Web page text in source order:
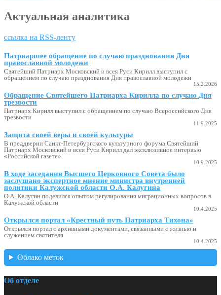
Актуальная аналитика
ссылка на RSS-ленту
Патриаршее обращение по случаю празднования Дня
православной молодежи
Святейший Патриарх Московский и всея Руси Кирилл выступил с
обращением по случаю празднования Дня православной молодежи
15.2.2026
Обращение Святейшего Патриарха Кирилла по случаю Дня
трезвости
Патриарх Кирилл выступил с обращением по случаю Всероссийского Дня
трезвости
11.9.2025
Защита своей веры и своей культуры
В преддверии Санкт-Петербургского культурного форума Святейший
Патриарх Московский и всея Руси Кирилл дал эксклюзивное интервью
«Российской газете».
10.9.2025
В ходе заседания Высшего Церковного Совета было
заслушано экспертное мнение министра внутренней
политики Калужской области О.А. Калугина
О.А. Калугин поделился опытом регулирования миграционных вопросов в
Калужской области
10.4.2025
Открылся портал «Крестный путь Патриарха Тихона»
Открылся портал с архивными документами, связанными с жизнью и
служением святителя
10.4.2025
Облако меток
Об отделе